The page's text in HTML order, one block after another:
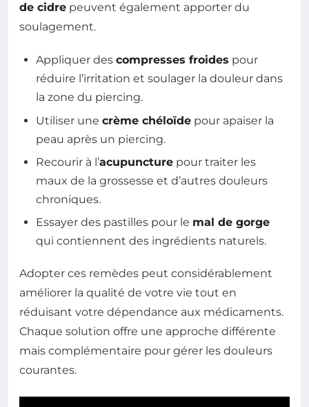
de cidre peuvent également apporter du
soulagement.
Appliquer des compresses froides pour
réduire l’irritation et soulager la douleur dans
la zone du piercing.
Utiliser une crème chéloïde pour apaiser la
peau après un piercing.
Recourir à l’acupuncture pour traiter les
maux de la grossesse et d’autres douleurs
chroniques.
Essayer des pastilles pour le mal de gorge
qui contiennent des ingrédients naturels.
Adopter ces remèdes peut considérablement
améliorer la qualité de votre vie tout en
réduisant votre dépendance aux médicaments.
Chaque solution offre une approche différente
mais complémentaire pour gérer les douleurs
courantes.